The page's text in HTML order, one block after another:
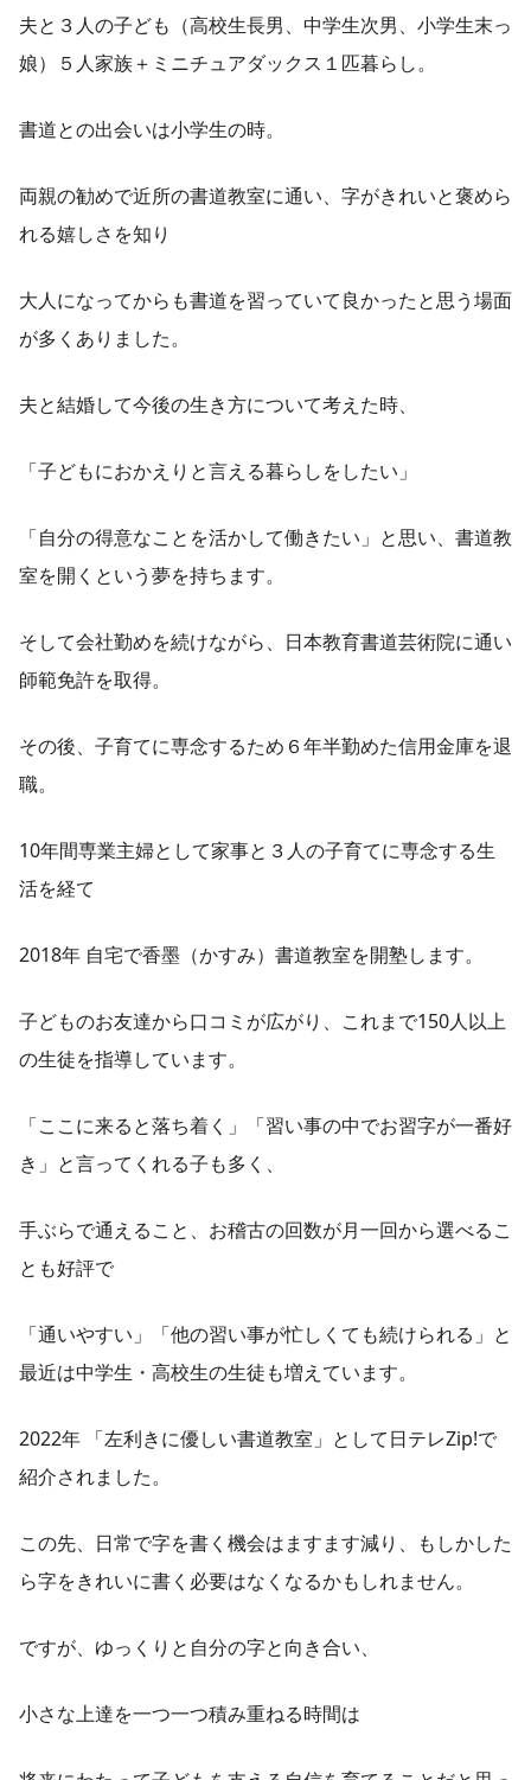
夫と３人の子ども（高校生長男、中学生次男、小学生末っ
娘）５人家族＋ミニチュアダックス１匹暮らし。
書道との出会いは小学生の時。
両親の勧めで近所の書道教室に通い、字がきれいと褒めら
れる嬉しさを知り
大人になってからも書道を習っていて良かったと思う場面
が多くありました。
夫と結婚して今後の生き方について考えた時、
「子どもにおかえりと言える暮らしをしたい」
「自分の得意なことを活かして働きたい」と思い、書道教
室を開くという夢を持ちます。
そして会社勤めを続けながら、日本教育書道芸術院に通い
師範免許を取得。
その後、子育てに専念するため６年半勤めた信用金庫を退
職。
10年間専業主婦として家事と３人の子育てに専念する生
活を経て
2018年 自宅で香墨（かすみ）書道教室を開塾します。
子どものお友達から口コミが広がり、これまで150人以上
の生徒を指導しています。
「ここに来ると落ち着く」「習い事の中でお習字が一番好
き」と言ってくれる子も多く、
手ぶらで通えること、お稽古の回数が月一回から選べるこ
とも好評で
「通いやすい」「他の習い事が忙しくても続けられる」と
最近は中学生・高校生の生徒も増えています。
2022年 「左利きに優しい書道教室」として日テレZip!で
紹介されました。
この先、日常で字を書く機会はますます減り、もしかした
ら字をきれいに書く必要はなくなるかもしれません。
ですが、ゆっくりと自分の字と向き合い、
小さな上達を一つ一つ積み重ねる時間は